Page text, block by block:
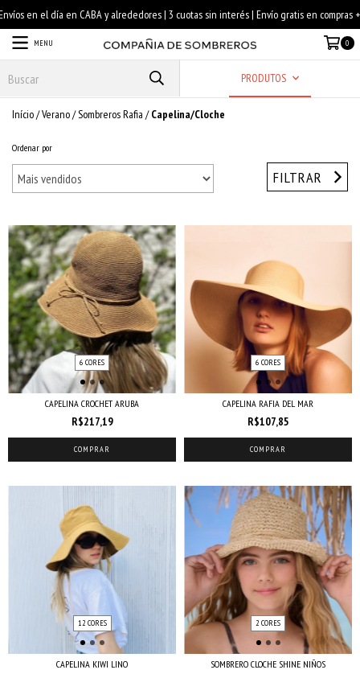
MENU 0
PRODUTOS
Início/Verano/Sombreros Rafia / Capelina/Cloche
Ordenar por
FILTRAR
6 CORES
CAPELINA CROCHET ARUBA
R$217,19
COMPRAR
6 CORES
CAPELINA RAFIA DEL MAR
R$107,85
COMPRAR
12 CORES
CAPELINA KIWI LINO
2 CORES
SOMBRERO CLOCHE SHINE NIÑOS